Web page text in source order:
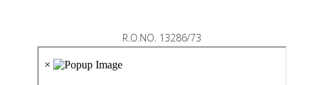
R.O.NO. 13286/73